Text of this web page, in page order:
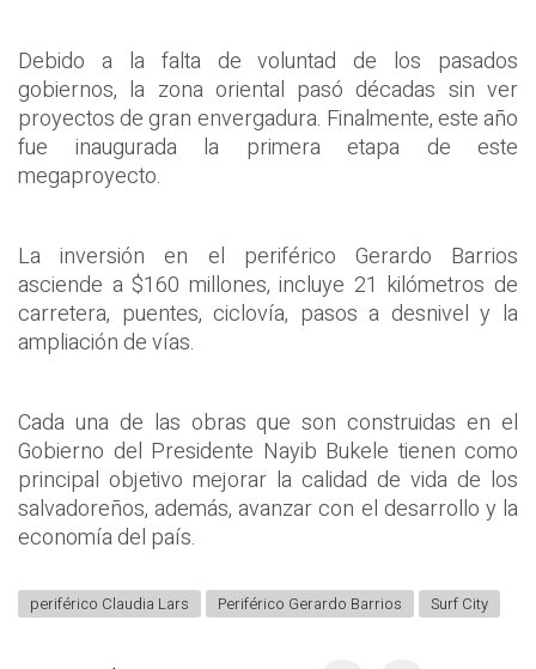
Debido a la falta de voluntad de los pasados
gobiernos, la zona oriental pasó décadas sin ver
proyectos de gran envergadura. Finalmente, este año
fue inaugurada la primera etapa de este
megaproyecto.
La inversión en el periférico Gerardo Barrios
asciende a $160 millones, incluye 21 kilómetros de
carretera, puentes, ciclovía, pasos a desnivel y la
ampliación de vías.
Cada una de las obras que son construidas en el
Gobierno del Presidente Nayib Bukele tienen como
principal objetivo mejorar la calidad de vida de los
salvadoreños, además, avanzar con el desarrollo y la
economía del país.
periférico Claudia Lars Periférico Gerardo Barrios Surf City